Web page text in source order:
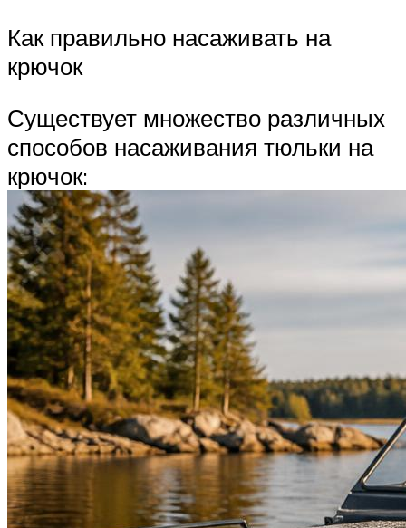
Как правильно насаживать на
крючок
Существует множество различных
способов насаживания тюльки на
крючок: